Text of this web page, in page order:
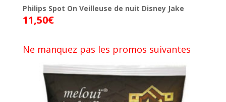
Philips Spot On Veilleuse de nuit Disney Jake
11,50€
Ne manquez pas les promos suivantes